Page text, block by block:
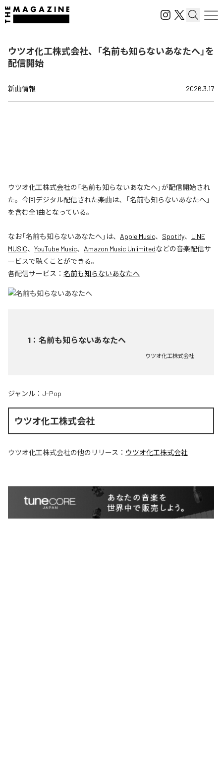
ウツオ化工株式会社、「名前も知らないあなたへ」を
配信開始
新曲情報 2026.3.17
ウツオ化工株式会社の「名前も知らないあなたへ」が配信開始され
た。今回デジタル配信された楽曲は、「名前も知らないあなたへ」
を含む全1曲となっている。
なお「名前も知らないあなたへ 」は、 Apple Music、 Spotify、 LINE
MUSIC、 YouTube Music、 Amazon Music Unlimitedなどの音楽配信サ
ービスで聴くことができる。
各配信サービス： 名前も知らないあなたへ
1 ： 名前も知らないあなたへ
ウツオ化工株式会社
ジャンル： J-Pop
ウツオ化工株式会社
ウツオ化工株式会社の他のリリース： ウツオ化工株式会社